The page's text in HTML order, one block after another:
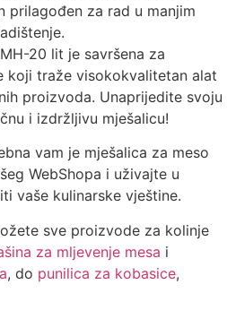
prilagođen za rad u manjim
20 lit je savršena za
koji traže visokokvalitetan alat
proizvoda. Unaprijedite svoju
i izdržljivu mješalicu!
vam je mješalica za meso
WebShopa i uživajte u
vaše kulinarske vještine.
sve proizvode za kolinje
za mljevenje mesa i
, do punilica za kobasice,